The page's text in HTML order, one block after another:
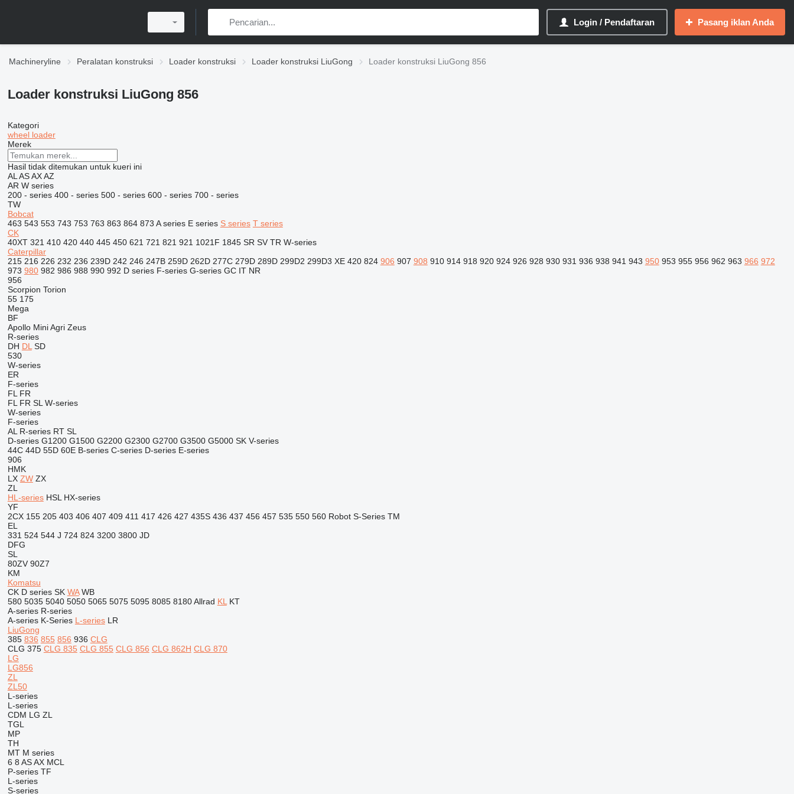
Login / Pendaftaran Pasang iklan Anda
Machineryline Peralatan konstruksi Loader konstruksi Loader konstruksi LiuGong Loader konstruksi LiuGong 856
Loader konstruksi LiuGong 856
Kategori
wheel loader
Merek
Hasil tidak ditemukan untuk kueri ini
AL AS AX AZ
AR W series
200 - series 400 - series 500 - series 600 - series 700 - series
TW
Bobcat
463 543 553 743 753 763 863 864 873 A series E series S series T series
CK
40XT 321 410 420 440 445 450 621 721 821 921 1021F 1845 SR SV TR W-series
Caterpillar
215 216 226 232 236 239D 242 246 247B 259D 262D 277C 279D 289D 299D2 299D3 XE 420 824 906 907 908 910 914 918 920 924 926 928 930 931 936 938 941 943 950 953 955 956 962 963 966 972
973 980 982 986 988 990 992 D series F-series G-series GC IT NR
956
Scorpion Torion
55 175
Mega
BF
Apollo Mini Agri Zeus
R-series
DH DL SD
530
W-series
ER
F-series
FL FR
FL FR SL W-series
W-series
F-series
AL R-series RT SL
D-series G1200 G1500 G2200 G2300 G2700 G3500 G5000 SK V-series
44C 44D 55D 60E B-series C-series D-series E-series
906
HMK
LX ZW ZX
ZL
HL-series HSL HX-series
YF
2CX 155 205 403 406 407 409 411 417 426 427 435S 436 437 456 457 535 550 560 Robot S-Series TM
EL
331 524 544 J 724 824 3200 3800 JD
DFG
SL
80ZV 90Z7
KM
Komatsu
CK D series SK WA WB
580 5035 5040 5050 5065 5075 5095 8085 8180 Allrad KL KT
A-series R-series
A-series K-Series L-series LR
LiuGong
385 836 855 856 936 CLG
CLG 375 CLG 835 CLG 855 CLG 856 CLG 862H CLG 870
LG
LG856
ZL
ZL50
L-series
L-series
CDM LG ZL
TGL
MP
TH
MT M series
6 8 AS AX MCL
P-series TF
L-series
S-series